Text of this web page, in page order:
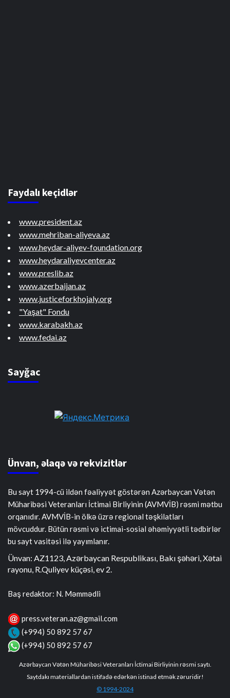
Faydalı keçidlər
www.president.az
www.mehriban-aliyeva.az
www.heydar-aliyev-foundation.org
www.heydaraliyevcenter.az
www.preslib.az
www.azerbaijan.az
www.justiceforkhojaly.org
"Yaşat" Fondu
www.karabakh.az
www.fedai.az
Sayğac
Ünvan, əlaqə və rekvizitlər
Bu sayt 1994-cü ildən fəaliyyət göstərən Azərbaycan Vətən
Müharibəsi Veteranları İctimai Birliyinin (AVMVİB) rəsmi mətbu
orqanıdır. AVMVİB-in ölkə üzrə regional təşkilatları
mövcuddur. Bütün rəsmi və ictimai-sosial əhəmiyyətli tədbirlər
bu sayt vasitəsi ilə yayımlanır.
Ünvan: AZ1123, Azərbaycan Respublikası, Bakı şəhəri, Xətai
rayonu, R.Quliyev küçəsi, ev 2.
Baş redaktor: N. Məmmədli
press.veteran.az@gmail.com
(+994) 50 892 57 67
(+994) 50 892 57 67
Azərbaycan Vətən Müharibəsi Veteranları İctimai Birliyinin rəsmi saytı.
Saytdakı materiallardan istifadə edərkən istinad etmək zəruridir!
© 1994-2024